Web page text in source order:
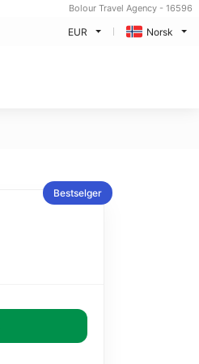
Bolour Travel Agency - 16596
EUR Norsk
Bestselger